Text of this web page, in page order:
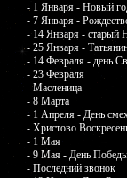
- 1 Января - Новый
- 7 Января -
- 14 Января - старый
- 25 Января -
- 14 Февраля - день
- 23 Февраля
- Масленица
- 8 Марта
- 1 Апреля - День
- Христово
- 1 Мая
- 9 Мая - День
- Последний звонок